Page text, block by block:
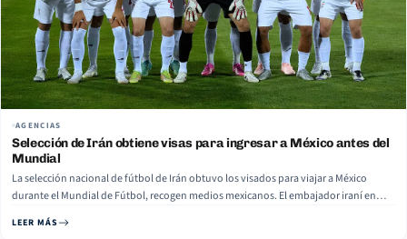
AGENCIAS
Selección de Irán obtiene visas para ingresar a México antes del
Mundial
La selección nacional de fútbol de Irán obtuvo los visados para viajar a México
durante el Mundial de Fútbol, recogen medios mexicanos. El embajador iraní en
expedidos en 48 horas de forma excepcional. Actualmente concentrado en la capital
LEER MÁS